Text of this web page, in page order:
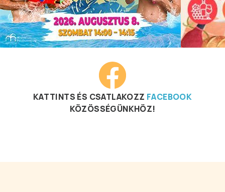
KATTINTS ÉS CSATLAKOZZ FACEBOOK
KÖZÖSSÉGÜNKHÖZ!